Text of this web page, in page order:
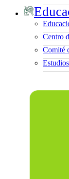
Centro
Comité